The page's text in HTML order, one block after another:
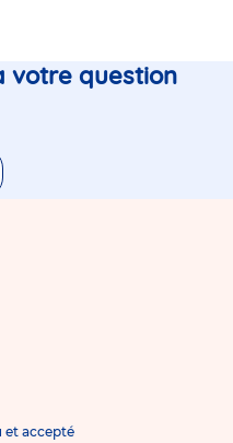
votre question
et accepté